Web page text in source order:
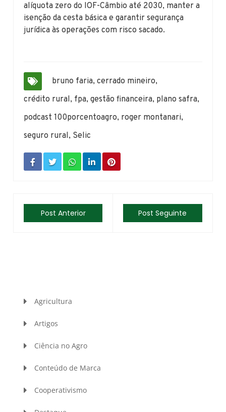
alíquota zero do IOF-Câmbio até 2030, manter a
isenção da cesta básica e garantir segurança
jurídica às operações com risco sacado.
bruno faria,cerrado mineiro,
crédito rural, fpa,gestão financeira, plano safra,
podcast 100porcentoagro, roger montanari,
seguro rural, Selic
Post Anterior Post Seguinte
Agricultura
Artigos
Ciência no Agro
Conteúdo de Marca
Cooperativismo